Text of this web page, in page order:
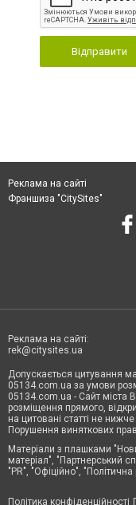
Відправити
Реклама на сайті
Франшиза "CitySites"
Реклама на сайті:
rek@citysites.ua
Допускається цитування
05134.com.ua за умови
05134.com.ua - Сайт міста
розміщення прямого,
на цитовані статті не
Порушення виняткових
Матеріали з плашками
матеріал", "Партнерський
"PR", "Офіційно",
Політика конфіденційності